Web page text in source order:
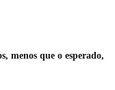
menos que o esperado,